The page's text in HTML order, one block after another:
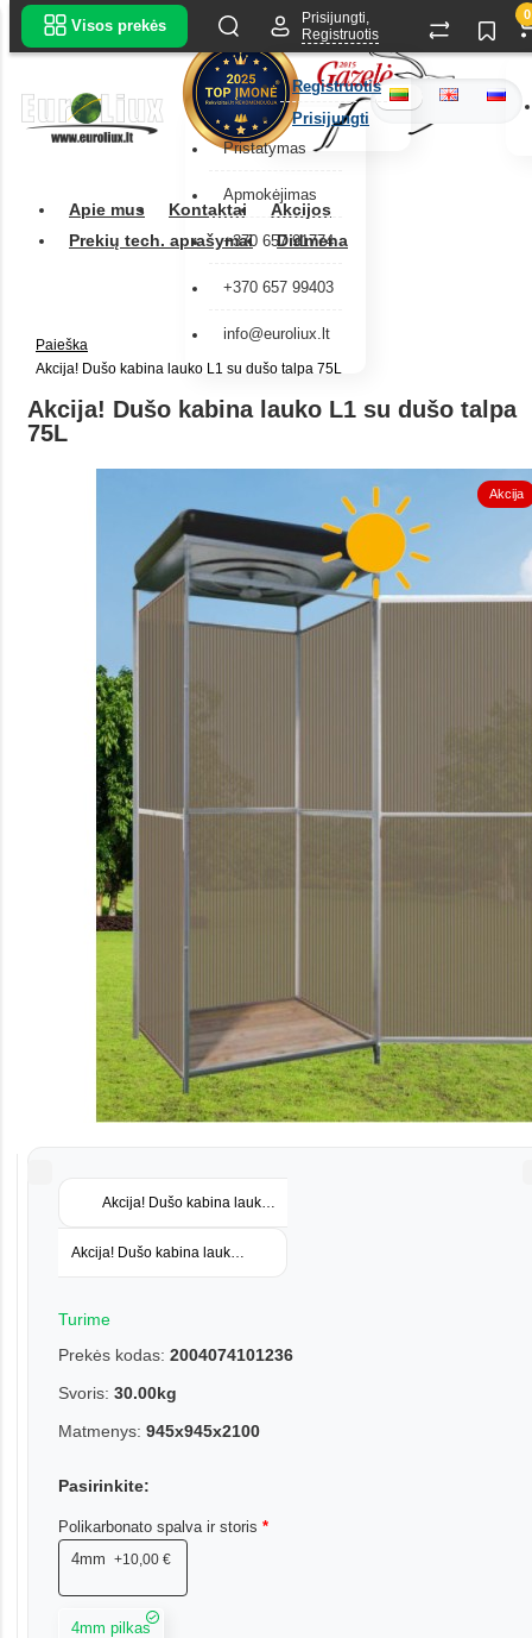
Pristatymas
Apmokėjimas
+370 657 91774
+370 657 99403
info@euroliux.lt
Apie mus Kontaktai
Akcijos
Prekių tech. aprašymai
Didmena
Visos prekės
Prisijungti,
Registruotis
Registruotis
Prisijungti
0
Paieška
Akcija! Dušo kabina lauko L1 su dušo talpa 75L
Akcija! Dušo kabina lauko L1 su dušo talpa
75L
Akcija
Akcija! Dušo kabina lauko su polikarbonatine danga ir
Akcija! Dušo kabina lauko L1 su dušo talpa 100L
Turime
Prekės kodas: 2004074101236
Svoris: 30.00kg
Matmenys: 945х945х2100
Pasirinkite:
Polikarbonato spalva ir storis
4mm
+10,00 €
4mm pilkas